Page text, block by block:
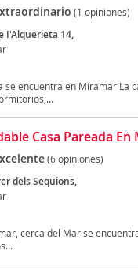
(1 opiniones)
I'Alquerieta 14,
se encuentra en Miramar La
Casa Pareada
(6 opiniones)
dels Sequions,
cerca del Mar se